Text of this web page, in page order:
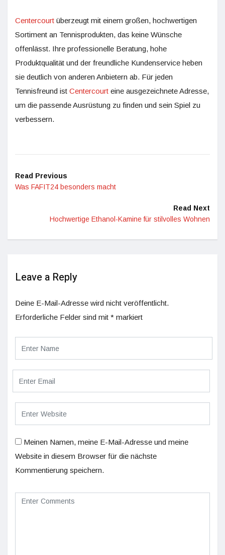
Centercourt überzeugt mit einem großen, hochwertigen
Sortiment an Tennisprodukten, das keine Wünsche
offenlässt. Ihre professionelle Beratung, hohe
Produktqualität und der freundliche Kundenservice heben
sie deutlich von anderen Anbietern ab. Für jeden
Tennisfreund ist Centercourt eine ausgezeichnete Adresse,
um die passende Ausrüstung zu finden und sein Spiel zu
verbessern.
Read Previous
Was FAFIT24 besonders macht
Read Next
Hochwertige Ethanol-Kamine für stilvolles Wohnen
Leave a Reply
Deine E-Mail-Adresse wird nicht veröffentlicht.
Erforderliche Felder sind mit * markiert
Meinen Namen, meine E-Mail-Adresse und meine
Website in diesem Browser für die nächste
Kommentierung speichern.